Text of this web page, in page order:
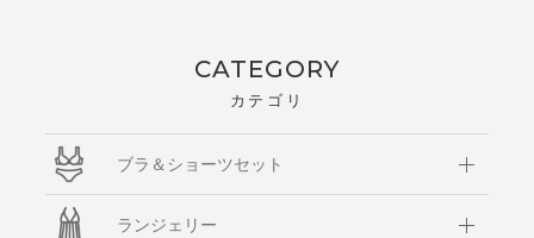
CATEGORY
カテゴリ
ブラ＆ショーツセット
ランジェリー